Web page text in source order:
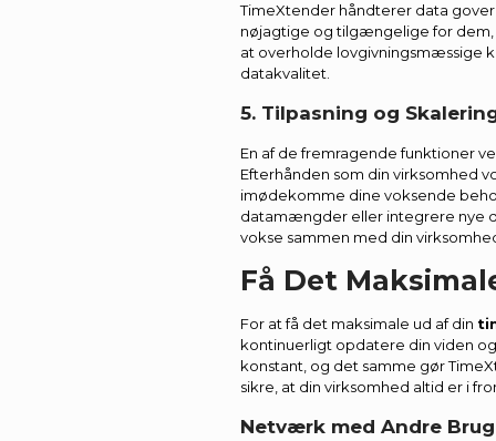
TimeXtender håndterer data
nøjagtige og tilgængelige for
at overholde lovgivningsmæssige
datakvalitet.
5. Tilpasning og
En af de fremragende funktioner
Efterhånden som din virksomhed
imødekomme dine voksende
datamængder eller integrere nye
vokse sammen med din
Få Det
For at få det maksimale ud af din
kontinuerligt opdatere din viden
konstant, og det samme gør
sikre, at din virksomhed altid er i
Netværk med Andre